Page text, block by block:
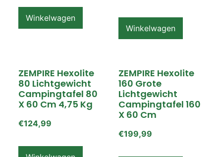
Winkelwagen
Winkelwagen
ZEMPIRE Hexolite
80 Lichtgewicht
Campingtafel 80
X 60 Cm 4,75 Kg
€124,99
ZEMPIRE Hexolite
160 Grote
Lichtgewicht
Campingtafel 160
X 60 Cm
€199,99